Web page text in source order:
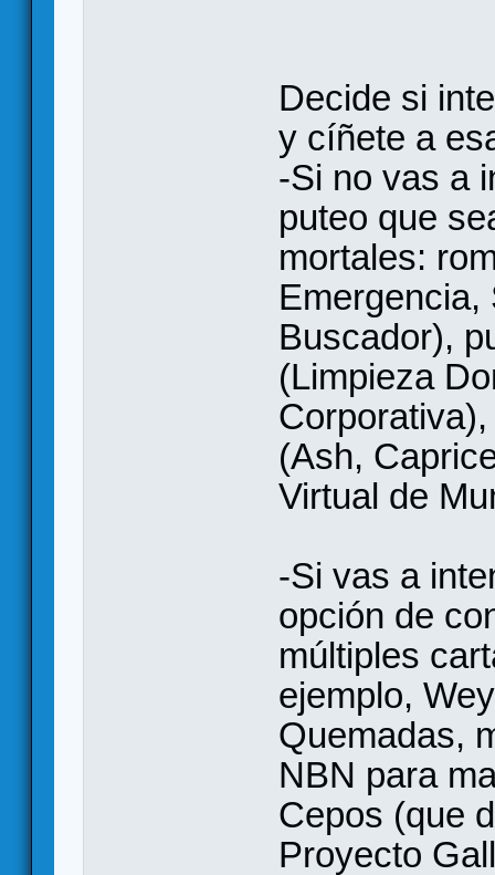
Decide si
y cíñete a
-Si no vas a
puteo que
mortales:
Emergencia,
Buscador),
(Limpieza
(Ash,
Virtual de
-Si vas a
opción de
múltiples
ejemplo,
Quemadas,
NBN para
Cepos (que
Proyecto